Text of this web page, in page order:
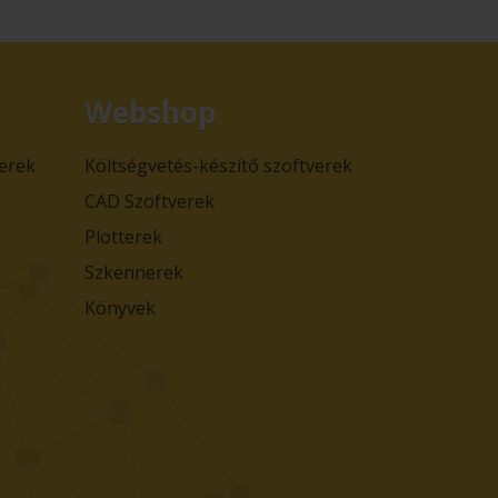
Webshop
Költségvetés-készítő szoftverek
CAD Szoftverek
Plotterek
Szkennerek
Könyvek